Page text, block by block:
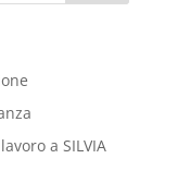
a SILVIA